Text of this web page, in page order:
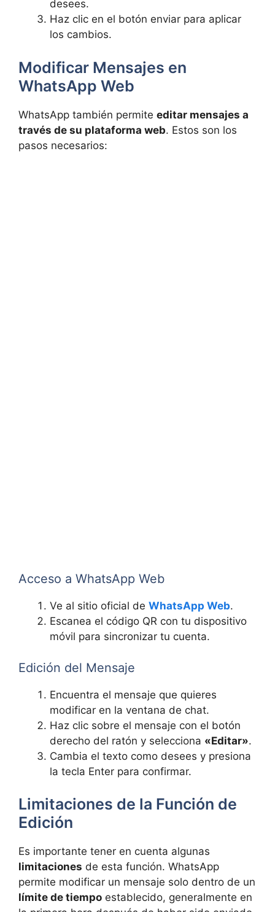
desees.
Haz clic en el botón enviar para aplicar
los cambios.
Modificar Mensajes en
WhatsApp Web
WhatsApp también permite editar mensajes a
través de su plataforma web. Estos son los
pasos necesarios:
Acceso a WhatsApp Web
Ve al sitio oficial de WhatsApp Web.
Escanea el código QR con tu dispositivo
móvil para sincronizar tu cuenta.
Edición del Mensaje
Encuentra el mensaje que quieres
modificar en la ventana de chat.
Haz clic sobre el mensaje con el botón
derecho del ratón y selecciona «Editar».
Cambia el texto como desees y presiona
la tecla Enter para confirmar.
Limitaciones de la Función de
Edición
Es importante tener en cuenta algunas
limitaciones de esta función. WhatsApp
permite modificar un mensaje solo dentro de un
límite de tiempo establecido, generalmente en